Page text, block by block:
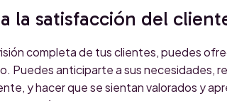
la satisfacción del
completa de tus clientes, puedes
Puedes anticiparte a sus necesidades,
y hacer que se sientan valorados y